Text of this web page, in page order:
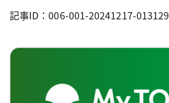
記事ID：006-001-20241217-013129